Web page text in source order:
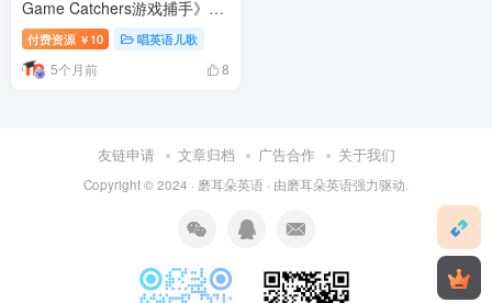
Game Catchers游戏捕手》全
1-2季共100集，1080P高清视
频带英文字幕，带配套音频
MP3，百度网盘下载！
付费资源 ￥ 10 唱英语儿歌
5个月前 8
友链申请 文章归档 广告合作 关于我们
Copyright © 2024 · 磨耳朵英语 · 由磨耳朵英语强力驱动.